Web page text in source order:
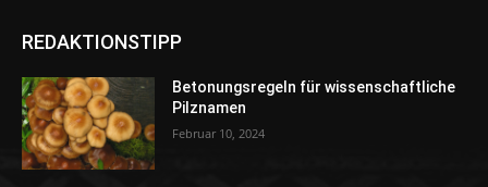
REDAKTIONSTIPP
Betonungsregeln für wissenschaftliche
Pilznamen
Februar 10, 2024